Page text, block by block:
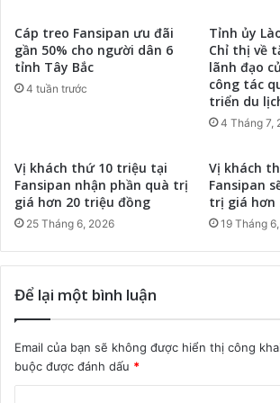
Cáp treo Fansipan ưu đãi
gần 50% cho người dân 6
tỉnh Tây Bắc
4 tuần trước
Tỉnh ủy
Chỉ thị về
lãnh đạo
công tác
triển du
4 Tháng 7,
Vị khách thứ 10 triệu tại
Fansipan nhận phần quà trị
giá hơn 20 triệu đồng
25 Tháng 6, 2026
Vị khách
Fansipan
trị giá hơn
19 Tháng
Để lại một bình luận
Email của bạn sẽ không được hiển thị công
buộc được đánh dấu *